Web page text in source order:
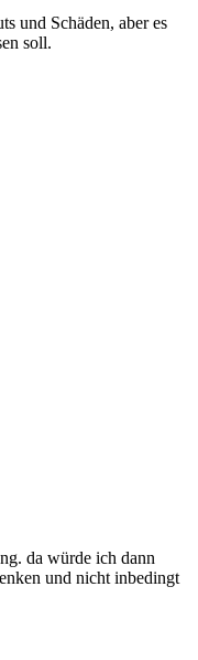
und Schäden, aber es
soll.
da würde ich dann
und nicht inbedingt